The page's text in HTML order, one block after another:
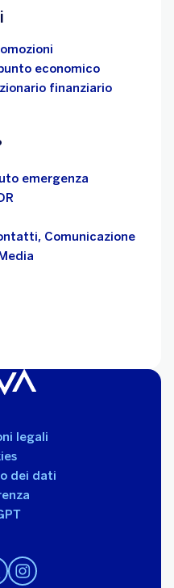
economico
finanziario
emergenza
Comunicazione
legali
dei dati